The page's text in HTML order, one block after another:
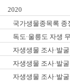
2020
국가생물종목록 종
독도·울릉도 자생
자생생물 조사·발
자생생물 조사·발
자생생물 조사·발